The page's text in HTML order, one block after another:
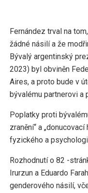
Fernández trval na
žádné násilí a že
Bývalý argentinský
2023) byl obviněn
Aires, a proto bude v
bývalému partnerovi a
Poplatky proti
zranění“ a
fyzického a
Rozhodnutí o 82 -
Irurzun a Eduardo
genderového násilí,